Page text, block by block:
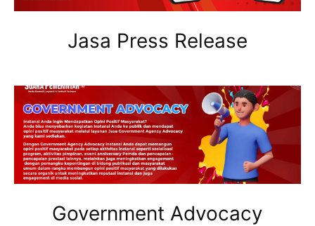
Jasa Press Release
Government Advocacy